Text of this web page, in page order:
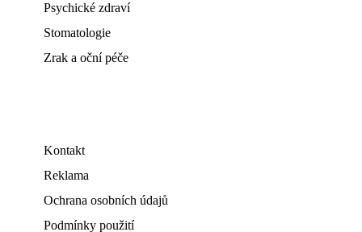
Psychické zdraví
Stomatologie
Zrak a oční péče
Kontakt
Reklama
Ochrana osobních údajů
Podmínky použití